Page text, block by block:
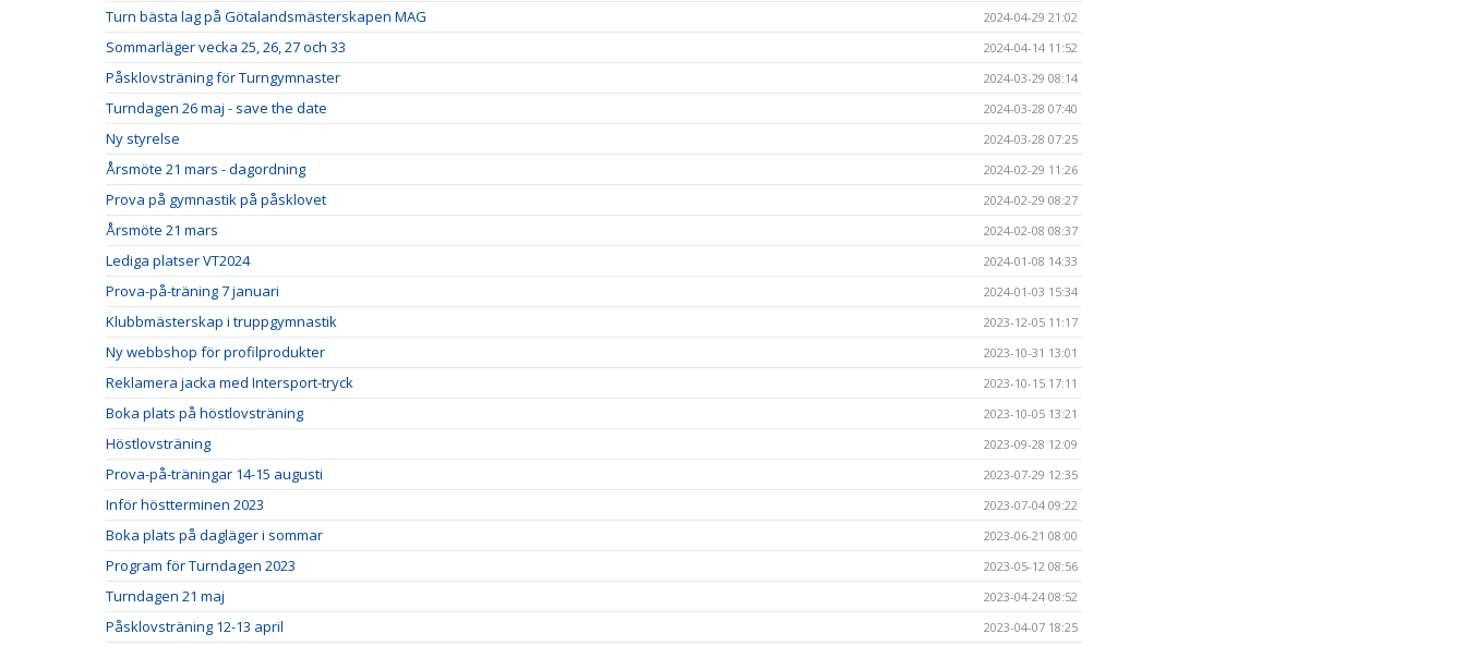
Turn bästa lag på Götalandsmästerskapen MAG 2024-04-29 21:02
Sommarläger vecka 25, 26, 27 och 33 2024-04-14 11:52
Påsklovsträning för Turngymnaster 2024-03-29 08:14
Turndagen 26 maj - save the date 2024-03-28 07:40
Ny styrelse 2024-03-28 07:25
Årsmöte 21 mars - dagordning 2024-02-29 11:26
Prova på gymnastik på påsklovet 2024-02-29 08:27
Årsmöte 21 mars 2024-02-08 08:37
Lediga platser VT2024 2024-01-08 14:33
Prova-på-träning 7 januari 2024-01-03 15:34
Klubbmästerskap i truppgymnastik 2023-12-05 11:17
Ny webbshop för profilprodukter 2023-10-31 13:01
Reklamera jacka med Intersport-tryck 2023-10-15 17:11
Boka plats på höstlovsträning 2023-10-05 13:21
Höstlovsträning 2023-09-28 12:09
Prova-på-träningar 14-15 augusti 2023-07-29 12:35
Inför höstterminen 2023 2023-07-04 09:22
Boka plats på dagläger i sommar 2023-06-21 08:00
Program för Turndagen 2023 2023-05-12 08:56
Turndagen 21 maj 2023-04-24 08:52
Påsklovsträning 12-13 april 2023-04-07 18:25